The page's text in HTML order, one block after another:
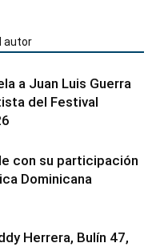
autor
a Juan Luis Guerra
del Festival
con su participación
Dominicana
Herrera, Bulín 47,